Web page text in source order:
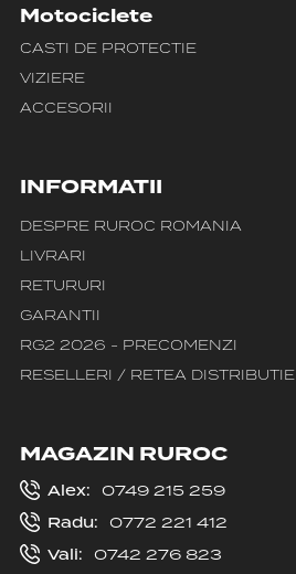
Motociclete
CASTI DE PROTECTIE
VIZIERE
ACCESORII
INFORMATII
DESPRE RUROC ROMANIA
LIVRARI
RETURURI
GARANTII
RG2 2026 - PRECOMENZI
RESELLERI / RETEA DISTRIBUTIE
MAGAZIN RUROC
Alex:
0749 215 259
Radu:
0772 221 412
Vali:
0742 276 823